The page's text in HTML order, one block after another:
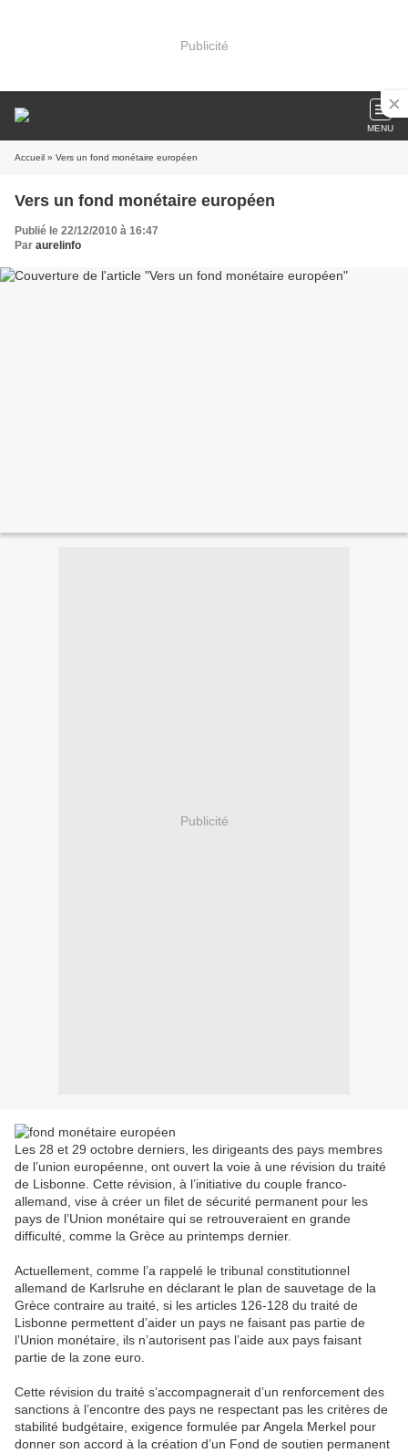
Publicité
MENU
Accueil » Vers un fond monétaire européen
Vers un fond monétaire européen
Publié le 22/12/2010 à 16:47
Par aurelinfo
Publicité
Les 28 et 29 octobre derniers, les dirigeants des pays membres
de l’union européenne, ont ouvert la voie à une révision du traité
de Lisbonne. Cette révision, à l’initiative du couple franco-
allemand, vise à créer un filet de sécurité permanent pour les
pays de l’Union monétaire qui se retrouveraient en grande
difficulté, comme la Grèce au printemps dernier.
Actuellement, comme l’a rappelé le tribunal constitutionnel
allemand de Karlsruhe en déclarant le plan de sauvetage de la
Grèce contraire au traité, si les articles 126-128 du traité de
Lisbonne permettent d’aider un pays ne faisant pas partie de
l’Union monétaire, ils n’autorisent pas l’aide aux pays faisant
partie de la zone euro.
Cette révision du traité s’accompagnerait d’un renforcement des
sanctions à l’encontre des pays ne respectant pas les critères de
stabilité budgétaire, exigence formulée par Angela Merkel pour
donner son accord à la création d’un Fond de soutien permanent